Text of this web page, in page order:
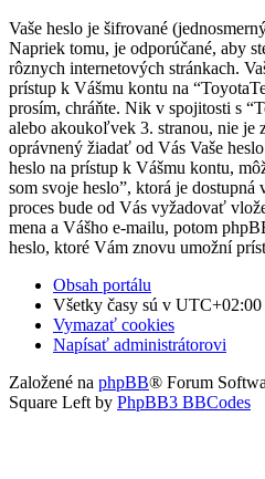
Vaše heslo je šifrované
Napriek tomu, je odporúčané, aby
rôznych internetových stránkach.
prístup k Vášmu kontu na
prosím, chráňte. Nik v spojitosti s
alebo akoukoľvek 3. stranou, nie je
oprávnený žiadať od Vás Vaše
heslo na prístup k Vášmu kontu,
som svoje heslo”, ktorá je
proces bude od Vás vyžadovať
mena a Vášho e-mailu, potom
heslo, ktoré Vám znovu umožní
Obsah portálu
Všetky časy sú v UTC+02:00
Vymazať cookies
Napísať administrátorovi
Založené na phpBB® Forum
Square Left by PhpBB3 BBCodes